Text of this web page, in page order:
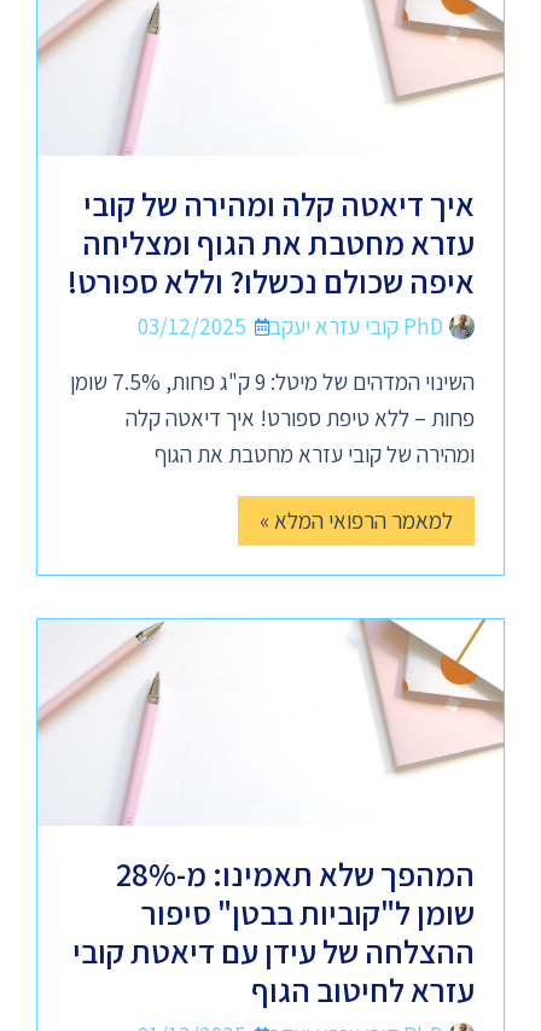
איך דיאטה קלה ומהירה של קובי
עזרא מחטבת את הגוף ומצליחה
איפה שכולם נכשלו? וללא ספורט!
PhD קובי עזרא יעקב
03/12/2025
השינוי המדהים של מיטל: 9 ק"ג פחות, 7.5% שומן
פחות – ללא טיפת ספורט! איך דיאטה קלה
ומהירה של קובי עזרא מחטבת את הגוף
למאמר הרפואי המלא »
המהפך שלא תאמינו: מ-28%
שומן ל"קוביות בבטן" סיפור
ההצלחה של עידן עם דיאטת קובי
עזרא לחיטוב הגוף